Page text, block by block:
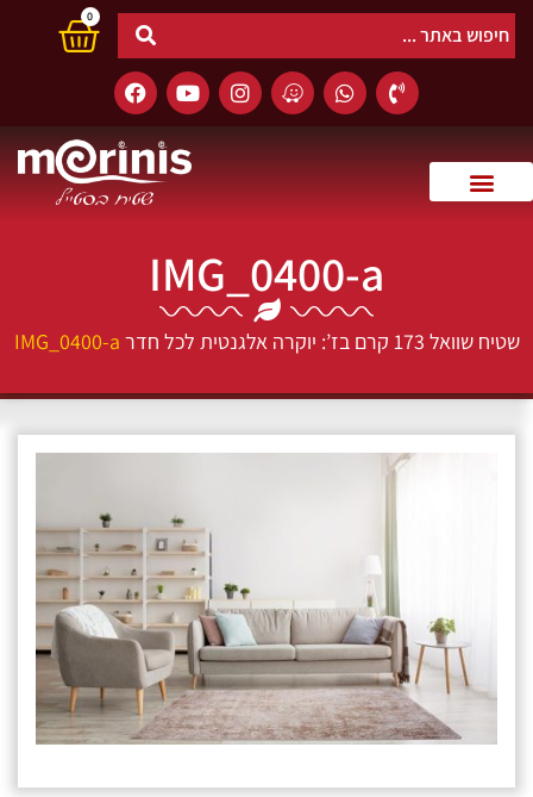
0
IMG_0400-a
שטיח שוואל 173 קרם בז’: יוקרה אלגנטית לכל חדר IMG_0400-a